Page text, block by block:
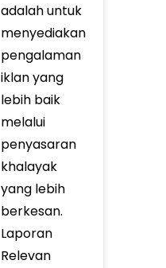
adalah untuk
menyediakan
pengalaman
iklan yang
lebih baik
melalui
penyasaran
khalayak
yang lebih
berkesan.
Laporan
Relevan